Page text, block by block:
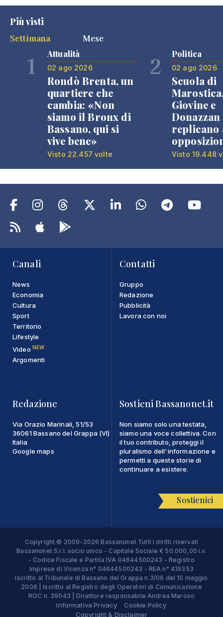
Più visti
Settimana
Mese
1 Attualità
02 ago 2026
Rondò Brenta, un
quartiere che
cambia: «Non
siamo il Bronx di
Bassano, qui si
vive bene»
Visto 22.457 volte
2 Politica
02 ago 2026
Scuola di
Giovine e
Donazzan
replicano
Visto 19.448
Canali
News
Economia
Cultura
Sport
Territorio
Lifestyle
Video NEW
Argomenti
Contatti
Gruppo
Redazione
Pubblicità
Lavora con noi
Redazione
Via Orazio Marinali, 51/53
36061 Bassano del Grappa (VI)
Italia
Google maps
Sostieni Bassanonet.it
Non siamo solo una testata,
siamo una voce collettiva. Con
il tuo contributo, proteggi il
pluralismo dell'informazione e
permetti a queste storie di
continuare a esistere.
Sostienici
Copyright © 2009-2026 Bassanonet Tutti i diritti riservati
Bassanonet S.r.l. socio unico - Capitale Sociale € 50.000,00 i.v.
- Codice Fiscale e Partita IVA 04644500243 - Registro
Imprese di Vicenza n° 04644500243 - REA n° 419353
Iscritto al Tribunale di Bassano del Grappa n.3/06 del 10 maggio
2006 | Iscritto al Registro degli Operatori di Comunicazione
ROC n. 39043 | Direttore responsabile Andrea Maroso
Informativa Privacy
Cookie Policy
Copyright & Disclaimer